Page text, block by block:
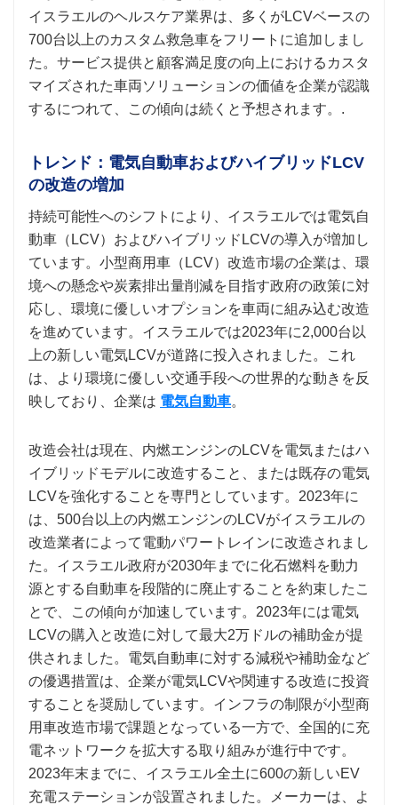
イスラエルのヘルスケア業界は、多くがLCVベースの
700台以上のカスタム救急車をフリートに追加しまし
た。サービス提供と顧客満足度の向上におけるカスタ
マイズされた車両ソリューションの価値を企業が認識
するにつれて、この傾向は続くと予想されます。.
トレンド：電気自動車およびハイブリッドLCV
の改造の増加
持続可能性へのシフトにより、イスラエルでは電気自
動車（LCV）およびハイブリッドLCVの導入が増加し
ています。小型商用車（LCV）改造市場の企業は、環
境への懸念や炭素排出量削減を目指す政府の政策に対
応し、環境に優しいオプションを車両に組み込む改造
を進めています。イスラエルでは2023年に2,000台以
上の新しい電気LCVが道路に投入されました。これ
は、より環境に優しい交通手段への世界的な動きを反
映しており、企業は 電気自動車。
改造会社は現在、内燃エンジンのLCVを電気またはハ
イブリッドモデルに改造すること、または既存の電気
LCVを強化することを専門としています。2023年に
は、500台以上の内燃エンジンのLCVがイスラエルの
改造業者によって電動パワートレインに改造されまし
た。イスラエル政府が2030年までに化石燃料を動力
源とする自動車を段階的に廃止することを約束したこ
とで、この傾向が加速しています。2023年には電気
LCVの購入と改造に対して最大2万ドルの補助金が提
供されました。電気自動車に対する減税や補助金など
の優遇措置は、企業が電気LCVや関連する改造に投資
することを奨励しています。インフラの制限が小型商
用車改造市場で課題となっている一方で、全国的に充
電ネットワークを拡大する取り組みが進行中です。
2023年末までに、イスラエル全土に600の新しいEV
充電ステーションが設置されました。メーカーは、よ